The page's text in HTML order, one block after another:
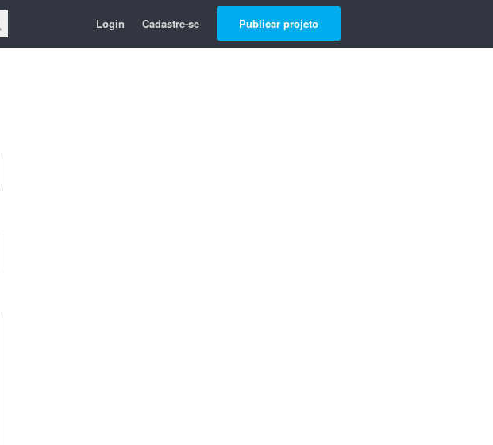
Login Cadastre-se Publicar projeto